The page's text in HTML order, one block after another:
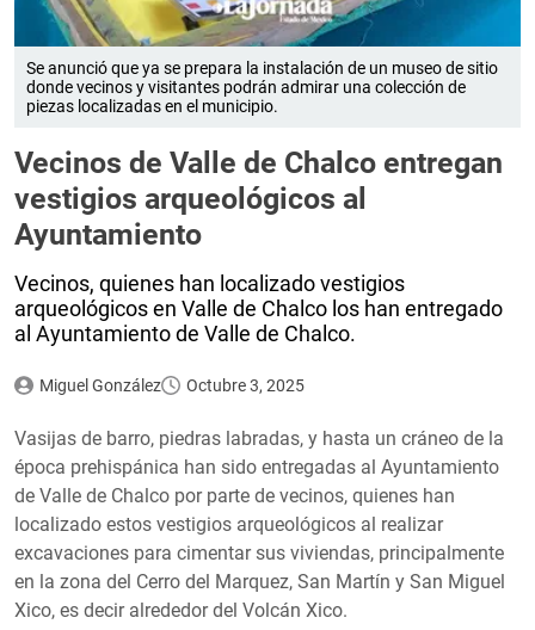
Se anunció que ya se prepara la instalación de un museo de sitio
donde vecinos y visitantes podrán admirar una colección de
piezas localizadas en el municipio.
Vecinos de Valle de Chalco entregan
vestigios arqueológicos al
Ayuntamiento
Vecinos, quienes han localizado vestigios
arqueológicos en Valle de Chalco los han entregado
al Ayuntamiento de Valle de Chalco.
Miguel González Octubre 3, 2025
Vasijas de barro, piedras labradas, y hasta un cráneo de la
época prehispánica han sido entregadas al Ayuntamiento
de Valle de Chalco por parte de vecinos, quienes han
localizado estos vestigios arqueológicos al realizar
excavaciones para cimentar sus viviendas, principalmente
en la zona del Cerro del Marquez, San Martín y San Miguel
Xico, es decir alrededor del Volcán Xico.